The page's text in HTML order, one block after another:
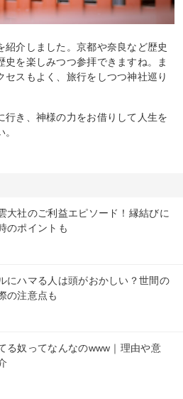
介しました。京都や奈良など歴史
を楽しみつつ参拝できますね。ま
スもよく、旅行をしつつ神社巡り
行き、神様の力をお借りして人生を
大社のご利益エピソード！縁結びに
のポイントも
にハマる人は頭がおかしい？世間の
の注意点も
る奴ってなんなのwww｜理由や意